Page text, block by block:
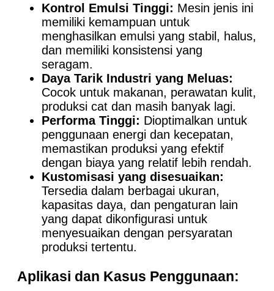
Kontrol Emulsi Tinggi: Mesin jenis ini
memiliki kemampuan untuk
menghasilkan emulsi yang stabil, halus,
dan memiliki konsistensi yang
seragam.
Daya Tarik Industri yang Meluas:
Cocok untuk makanan, perawatan kulit,
produksi cat dan masih banyak lagi.
Performa Tinggi: Dioptimalkan untuk
penggunaan energi dan kecepatan,
memastikan produksi yang efektif
dengan biaya yang relatif lebih rendah.
Kustomisasi yang disesuaikan:
Tersedia dalam berbagai ukuran,
kapasitas daya, dan pengaturan lain
yang dapat dikonfigurasi untuk
menyesuaikan dengan persyaratan
produksi tertentu.
Aplikasi dan Kasus Penggunaan: